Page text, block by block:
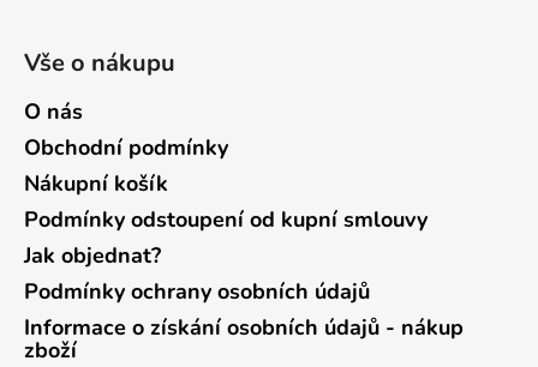
Vše o nákupu
O nás
Obchodní podmínky
Nákupní košík
Podmínky odstoupení od kupní smlouvy
Jak objednat?
Podmínky ochrany osobních údajů
Informace o získání osobních údajů - nákup
zboží